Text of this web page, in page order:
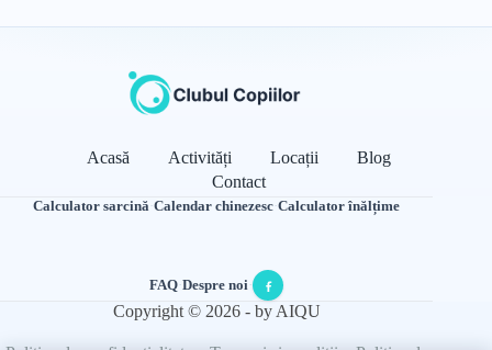
Acasă Activități Locații
Blog
Contact
Calculator sarcină·Calendar chinezesc·Calculator înălțime
FAQ·Despre noi·
Copyright © 2026 - by AIQU